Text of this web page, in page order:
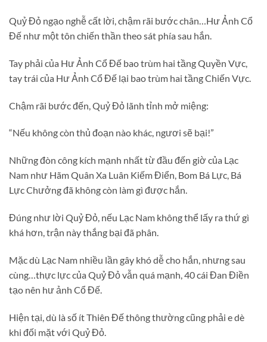
Quỷ Đỏ ngạo nghễ cất lời, chậm rãi bước chân…Hư Ảnh Cổ
Đế như một tôn chiến thần theo sát phía sau hắn.
Tay phải của Hư Ảnh Cổ Đế bao trùm hai tầng Quyền Vực,
tay trái của Hư Ảnh Cổ Đế lại bao trùm hai tầng Chiến Vực.
Chậm rãi bước đến, Quỷ Đỏ lãnh tỉnh mở miệng:
“Nếu không còn thủ đoạn nào khác, ngươi sẽ bại!”
Những đòn công kích mạnh nhất từ đầu đến giờ của Lạc
Nam như Hãm Quân Xa Luân Kiếm Điển, Bom Bá Lực, Bá
Lực Chưởng đã không còn làm gì được hắn.
Đúng như lời Quỷ Đỏ, nếu Lạc Nam không thể lấy ra thứ gì
khá hơn, trận này thắng bại đã phân.
Mặc dù Lạc Nam nhiều lần gây khó dễ cho hắn, nhưng sau
cùng…thực lực của Quỷ Đỏ vẫn quá mạnh, 40 cái Đan Điền
tạo nên hư ảnh Cổ Đế.
Hiện tại, dù là số ít Thiên Đế thông thường cũng phải e dè
khi đối mặt với Quỷ Đỏ.